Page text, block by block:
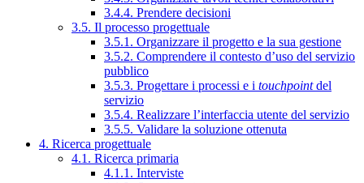
3.4.4. Prendere decisioni
3.5. Il processo progettuale
3.5.1. Organizzare il progetto e la sua gestione
3.5.2. Comprendere il contesto d’uso del servizio
pubblico
3.5.3. Progettare i processi e i touchpointdel
servizio
3.5.4. Realizzare l’interfaccia utente del servizio
3.5.5. Validare la soluzione ottenuta
4. Ricerca progettuale
4.1. Ricerca primaria
4.1.1. Interviste